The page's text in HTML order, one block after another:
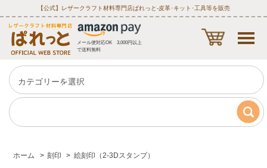
【公式】レザークラフト材料専門店ぱれっと‐皮革･キット･工具等を販売
メール便対応OK 3,000円以上
で送料無料
ホーム > 刻印 > 絵刻印（2-3Dスタンプ）